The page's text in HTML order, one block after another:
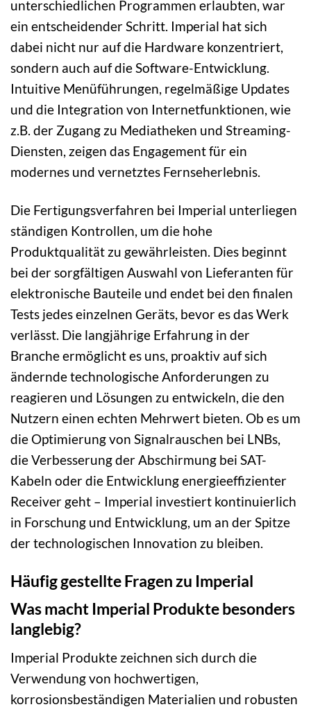
unterschiedlichen Programmen erlaubten, war
ein entscheidender Schritt. Imperial hat sich
dabei nicht nur auf die Hardware konzentriert,
sondern auch auf die Software-Entwicklung.
Intuitive Menüführungen, regelmäßige Updates
und die Integration von Internetfunktionen, wie
z.B. der Zugang zu Mediatheken und Streaming-
Diensten, zeigen das Engagement für ein
modernes und vernetztes Fernseherlebnis.
Die Fertigungsverfahren bei Imperial unterliegen
ständigen Kontrollen, um die hohe
Produktqualität zu gewährleisten. Dies beginnt
bei der sorgfältigen Auswahl von Lieferanten für
elektronische Bauteile und endet bei den finalen
Tests jedes einzelnen Geräts, bevor es das Werk
verlässt. Die langjährige Erfahrung in der
Branche ermöglicht es uns, proaktiv auf sich
ändernde technologische Anforderungen zu
reagieren und Lösungen zu entwickeln, die den
Nutzern einen echten Mehrwert bieten. Ob es um
die Optimierung von Signalrauschen bei LNBs,
die Verbesserung der Abschirmung bei SAT-
Kabeln oder die Entwicklung energieeffizienter
Receiver geht – Imperial investiert kontinuierlich
in Forschung und Entwicklung, um an der Spitze
der technologischen Innovation zu bleiben.
Häufig gestellte Fragen zu Imperial
Was macht Imperial Produkte besonders
langlebig?
Imperial Produkte zeichnen sich durch die
Verwendung von hochwertigen,
korrosionsbeständigen Materialien und robusten